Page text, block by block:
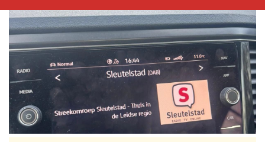
STRAKS:
De avond van Sleutelstad
19.00 - 22.00 uur
Vorig uur
uur 1 van 0 Volgend uur